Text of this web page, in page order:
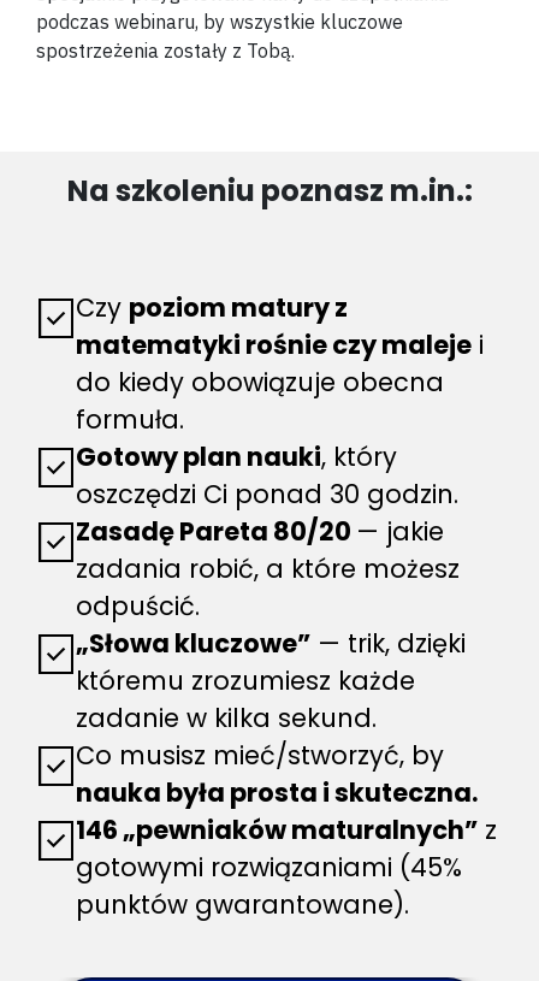
podczas webinaru, by wszystkie kluczowe
spostrzeżenia zostały z Tobą.
Na szkoleniu poznasz m.in.:
Czy poziom matury z
matematyki rośnie czy maleje i
do kiedy obowiązuje obecna
formuła.
Gotowy plan nauki, który
oszczędzi Ci ponad 30 godzin.
Zasadę Pareta 80/20 — jakie
zadania robić, a które możesz
odpuścić.
„Słowa kluczowe” — trik, dzięki
któremu zrozumiesz każde
zadanie w kilka sekund.
Co musisz mieć/stworzyć, by
nauka była prosta i skuteczna.
146 „pewniaków maturalnych” z
gotowymi rozwiązaniami (45%
punktów gwarantowane).